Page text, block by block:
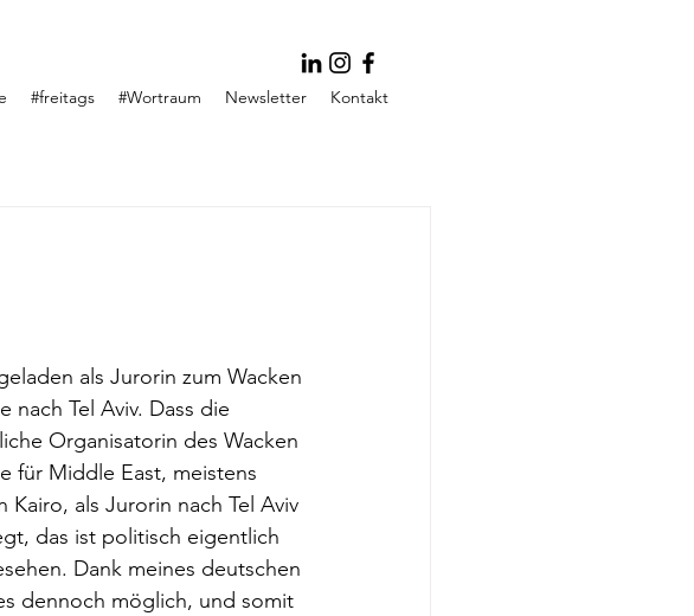
#freitags #Wortraum Newsletter Kontakt
als Jurorin zum Wacken
nach Tel Aviv. Dass die
Organisatorin des Wacken
für Middle East, meistens
Kairo, als Jurorin nach Tel Aviv
das ist politisch eigentlich
Dank meines deutschen
dennoch möglich, und somit